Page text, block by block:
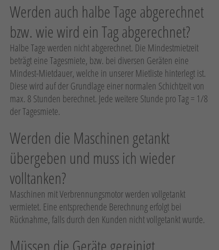
Werden auch halbe Tage abgerechnet
bzw. wie wird ein Tag abgerechnet?
Halbe Tage werden nicht abgerechnet. Die Mindestmietzeit
beträgt eine Tagesmiete, bzw. bei diversen Geräten eine
Mindest-Mietdauer, welche in unserer Mietliste hinterlegt ist.
Diese wird auf der Grundlage einer normalen Schichtzeit von
max. 8 Stunden berechnet. Jede weitere Stunde pro Tag = 1/8
der Tagesmiete.
Werden die Maschinen getankt
übergeben und muss ich wieder
volltanken?
Maschinen mit Verbrennungsmotor werden vollgetankt
vermietet. Eine entsprechende Berechnung erfolgt bei
Rücknahme, falls durch den Kunden nicht vollgetankt wurde.
Müssen die Geräte gereinigt